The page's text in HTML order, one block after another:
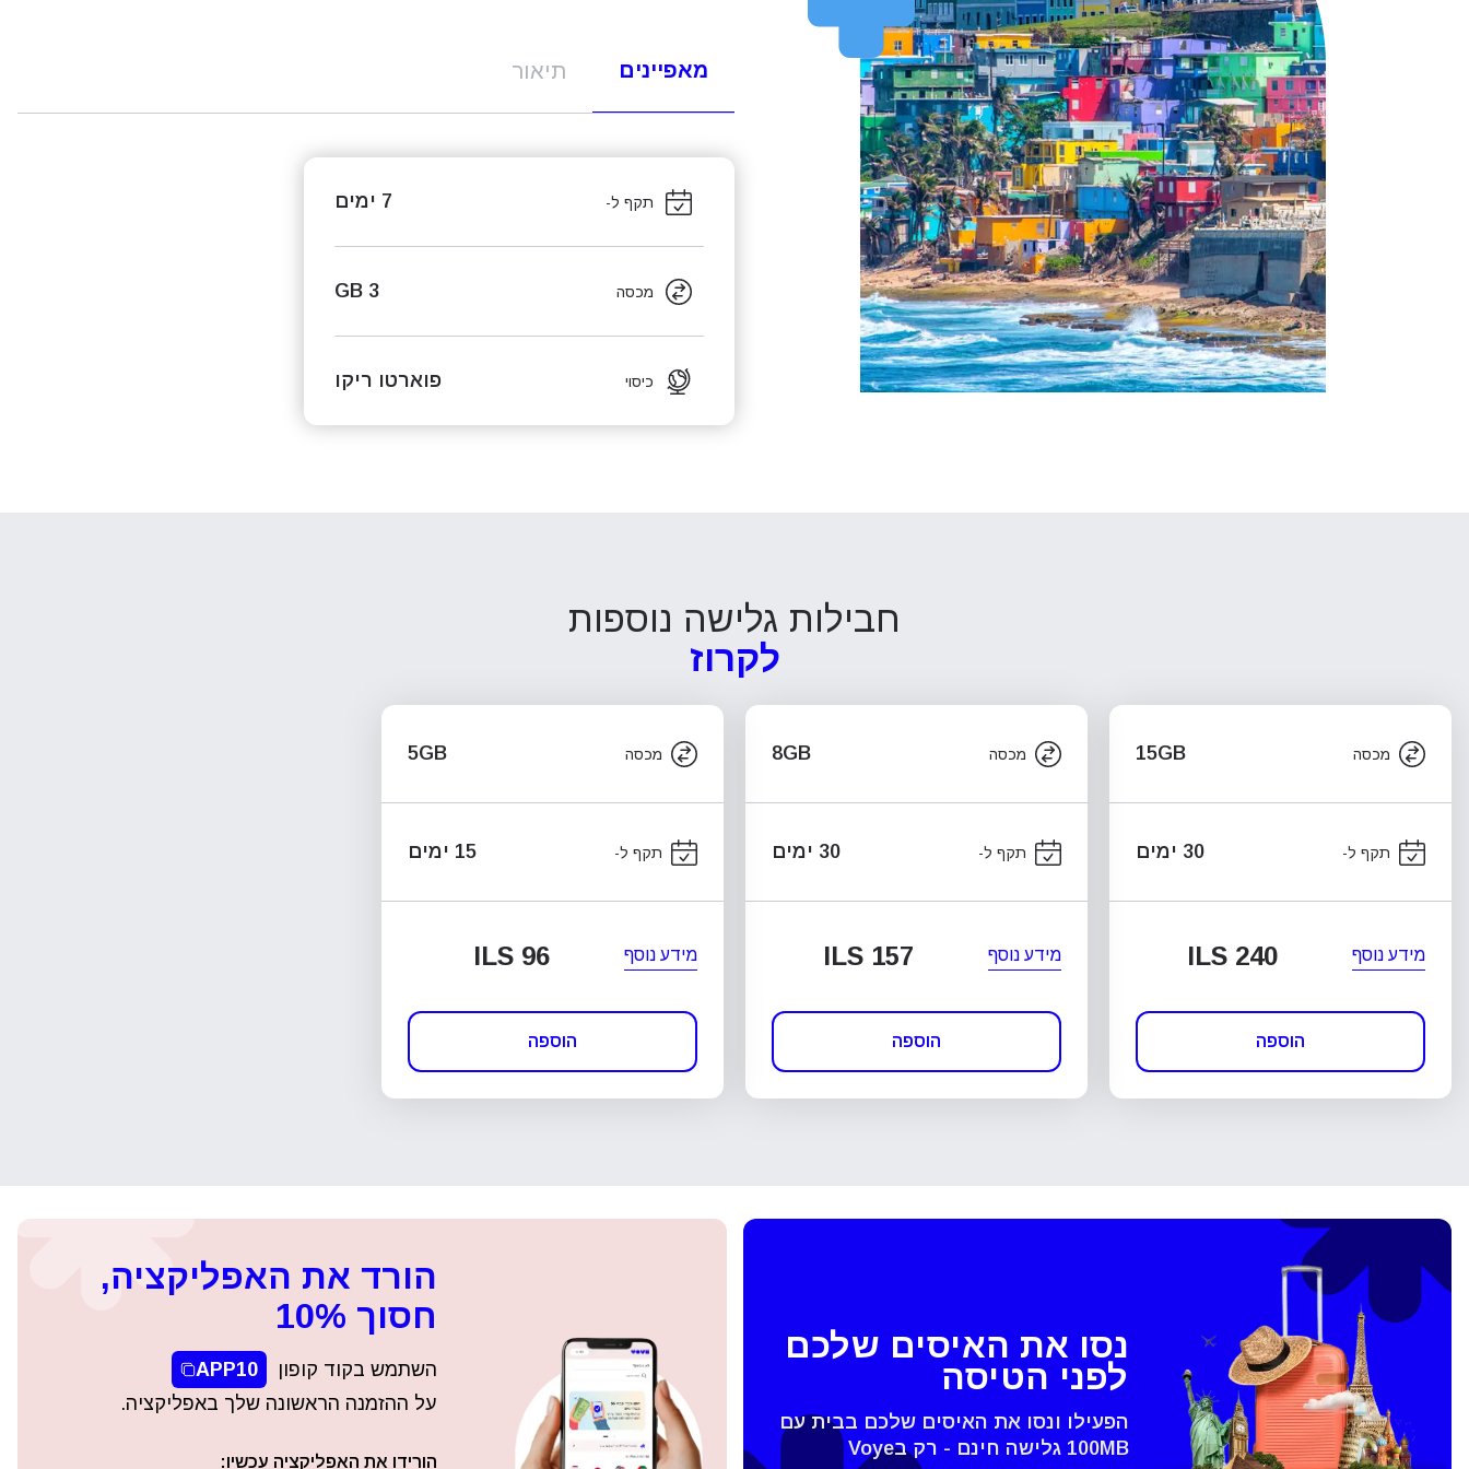
מאפיינים תיאור
תקף ל- 7 ימים
מכסה 3 GB
כיסוי פוארטו ריקו
חבילות גלישה נוספות
לקרוז
מכסה 15GB
תקף ל- 30 ימים
מידע נוסף ILS 240
הוספה
מכסה 8GB
תקף ל- 30 ימים
מידע נוסף ILS 157
הוספה
מכסה 5GB
תקף ל- 15 ימים
מידע נוסף ILS 96
הוספה
סגירת החלונית
נסו את האיסים שלכם
לפני הטיסה
הפעילו ונסו את האיסים שלכם בבית עם
100MB גלישה חינם - רק בVoye
הורד את האפליקציה,
חסוך 10%
השתמש בקוד קופון
APP10
על ההזמנה הראשונה שלך באפליקציה.
הורידו את האפליקציה עכשיו: